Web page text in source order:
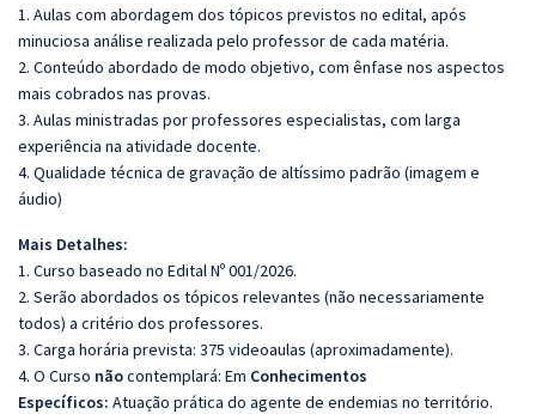
1. Aulas com abordagem dos tópicos previstos no edital, após
minuciosa análise realizada pelo professor de cada matéria.
2. Conteúdo abordado de modo objetivo, com ênfase nos aspectos
mais cobrados nas provas.
3. Aulas ministradas por professores especialistas, com larga
experiência na atividade docente.
4. Qualidade técnica de gravação de altíssimo padrão (imagem e
áudio)
Mais Detalhes:
1. Curso baseado no Edital Nº 001/2026.
2. Serão abordados os tópicos relevantes (não necessariamente
todos) a critério dos professores.
3. Carga horária prevista: 375 videoaulas (aproximadamente).
4. O Curso nãocontemplará: Em Conhecimentos
Específicos: Atuação prática do agente de endemias no território.